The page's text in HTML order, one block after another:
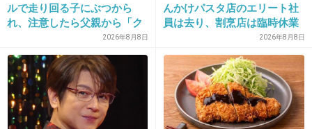
＞『（代表は）自分に熱狂して』は『頑張って
ください！』くらいの意味しかないと思います
よ
ルで走り回る子にぶつから
れ、注意したら父親から「ク
ソババア」の暴言。「子ども
だから多めに見ろ」を強要し
てくる人物とは
2026年8月8日
んかけパスタ店のエリート社
員は去り、割烹店は臨時休業
2026年8月8日